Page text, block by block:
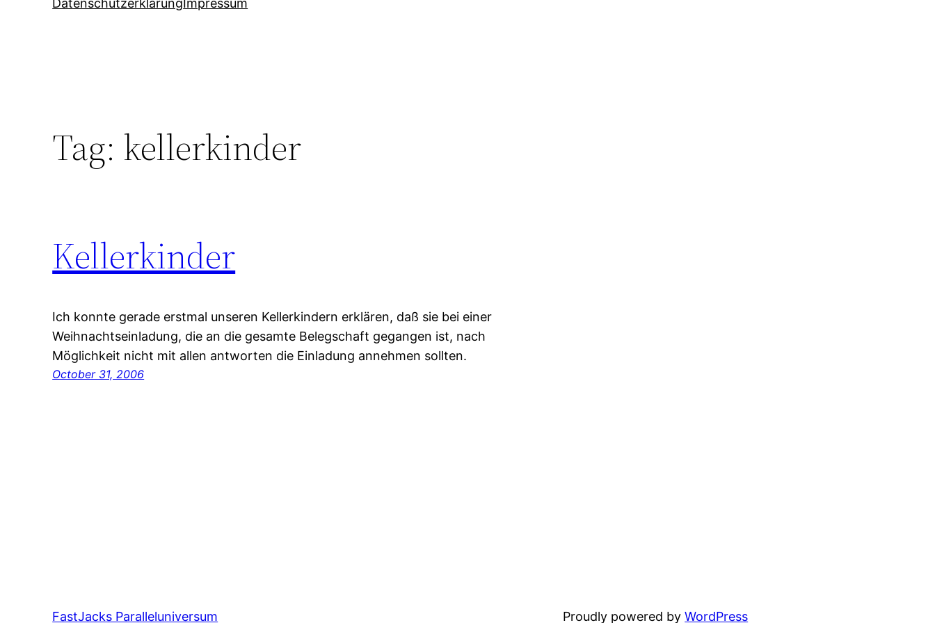
DatenschutzerklärungImpressum
Tag: kellerkinder
Kellerkinder
Ich konnte gerade erstmal unseren Kellerkindern erklären, daß sie bei einer
Weihnachtseinladung, die an die gesamte Belegschaft gegangen ist, nach
Möglichkeit nicht mit allen antworten die Einladung annehmen sollten.
October 31, 2006
FastJacks Paralleluniversum Proudly powered byWordPress